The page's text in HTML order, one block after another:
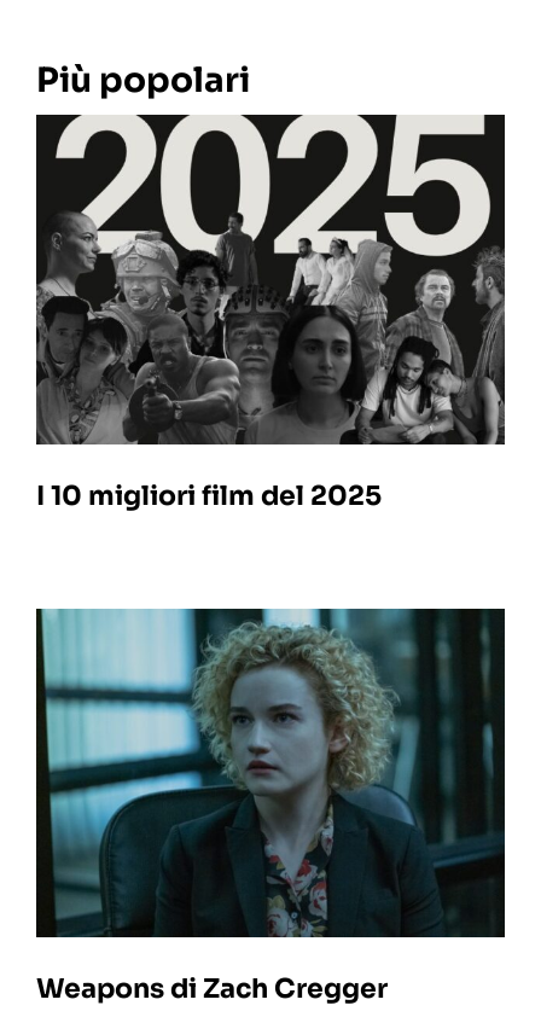
Più popolari
I 10 migliori film del 2025
Weapons di Zach Cregger